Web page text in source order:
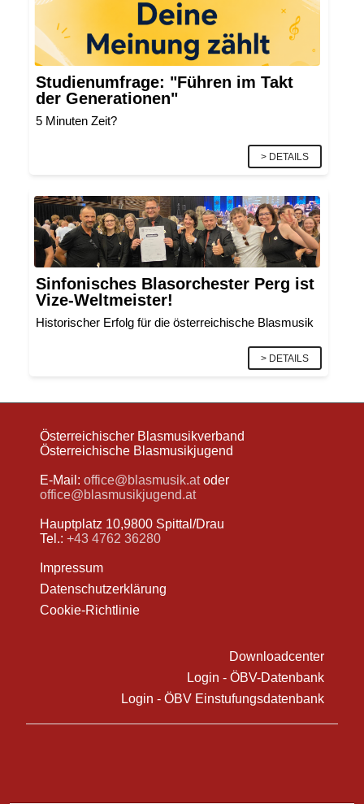
Studienumfrage: "Führen im Takt
der Generationen"
5 Minuten Zeit?
> DETAILS
Sinfonisches Blasorchester Perg ist
Vize-Weltmeister!
Historischer Erfolg für die österreichische Blasmusik
> DETAILS
Österreichischer Blasmusikverband
Österreichische Blasmusikjugend
E-Mail: office@blasmusik.atoder
office@blasmusikjugend.at
Hauptplatz 10,9800 Spittal/Drau
Tel.: +43 4762 36280
Impressum
Datenschutzerklärung
Cookie-Richtlinie
Downloadcenter
Login - ÖBV-Datenbank
Login - ÖBV Einstufungsdatenbank